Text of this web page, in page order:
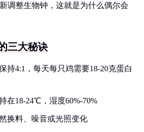
调整生物钟，这就是为什么偶尔会
三大秘诀
持4:1，每天每只鸡需要18-20克蛋白
在18-24℃，湿度60%-70%
换料、噪音或光照变化